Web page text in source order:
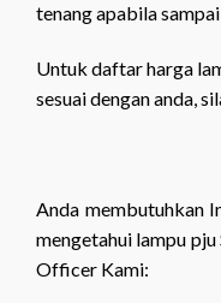
tenang apabila
Untuk daftar harga
sesuai dengan anda,
Anda membutuhkan
mengetahui lampu
Officer Kami: